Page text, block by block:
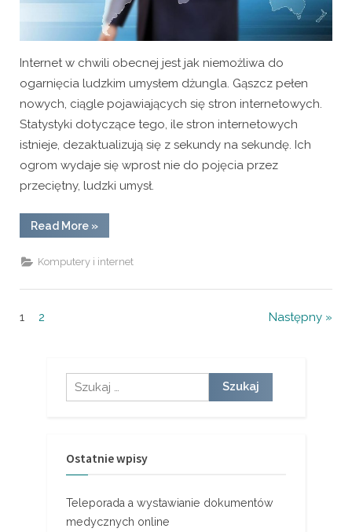
Internet w chwili obecnej jest jak niemożliwa do
ogarnięcia ludzkim umysłem dżungla. Gąszcz pełen
nowych, ciągle pojawiających się stron internetowych.
Statystyki dotyczące tego, ile stron internetowych
istnieje, dezaktualizują się z sekundy na sekundę. Ich
ogrom wydaje się wprost nie do pojęcia przez
przeciętny, ludzki umysł.
Read More“Katalogi
firmowe
o
co
»
Komputery i internet
Nawigacja
wpisach
1 2 Następny
Szukaj:
Ostatnie wpisy
Teleporada a wystawianie dokumentów
medycznych online